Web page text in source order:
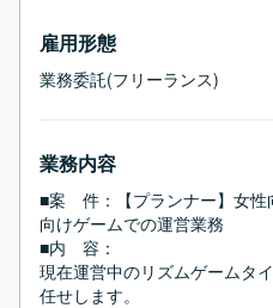
雇用形態
業務委託(フリーランス)
業務内容
■案　件：【プランナー】女
向けゲームでの運営業務
■内　容：
現在運営中のリズムゲームタ
任せします。